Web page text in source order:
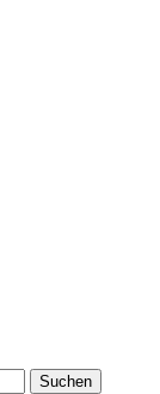
Suchen